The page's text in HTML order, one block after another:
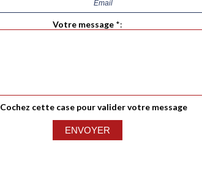
Votre message *:
Cochez cette case pour valider votre message